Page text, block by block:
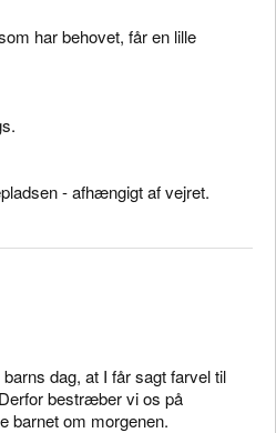
har behovet, får en lille
- afhængigt af vejret.
dag, at I får sagt farvel til
bestræber vi os på
barnet om morgenen.